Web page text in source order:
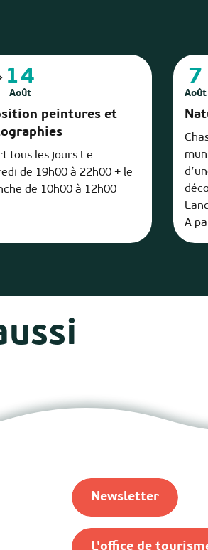
14
Août
peintures et
tous les jours Le
de 19h00 à 22h00 + le
de 10h00 à 12h00
7
Août
A
Newsletter
L'office de